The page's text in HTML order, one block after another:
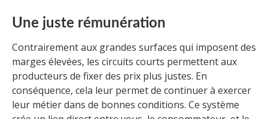
Une juste rémunération
Contrairement aux grandes surfaces qui imposent des
marges élevées, les circuits courts permettent aux
producteurs de fixer des prix plus justes. En
conséquence, cela leur permet de continuer à exercer
leur métier dans de bonnes conditions. Ce système